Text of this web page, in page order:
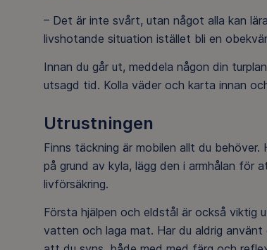
– Det är inte svårt, utan något alla kan
livshotande situation istället bli en
Innan du går ut, meddela någon din
utsagd tid. Kolla väder och karta innan
Utrustningen
Finns täckning är mobilen allt du
på grund av kyla, lägg den i armhålan för
livförsäkring.
Första hjälpen och eldstål är också viktig
vatten och laga mat. Har du aldrig